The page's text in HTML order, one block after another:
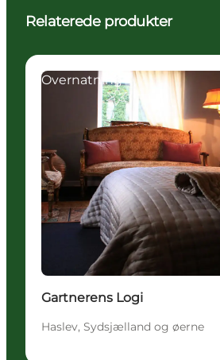
Relaterede produkter
Overnatning
Gartnerens Logi
Haslev, Sydsjælland og øerne